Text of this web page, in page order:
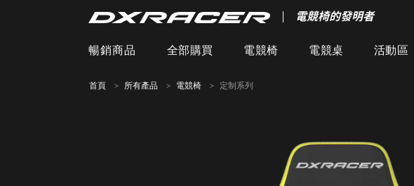
電競椅的發明者
暢銷商品 全部購買 電競椅 電競桌 活動區
首頁 所有產品 電競椅 定制系列